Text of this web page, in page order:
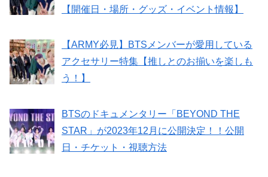
【開催日・場所・グッズ・イベント情報】
【ARMY必見】BTSメンバーが愛用している
アクセサリー特集【推しとのお揃いを楽しも
う！】
BTSのドキュメンタリー「BEYOND THE
STAR」が2023年12月に公開決定！！公開
日・チケット・視聴方法